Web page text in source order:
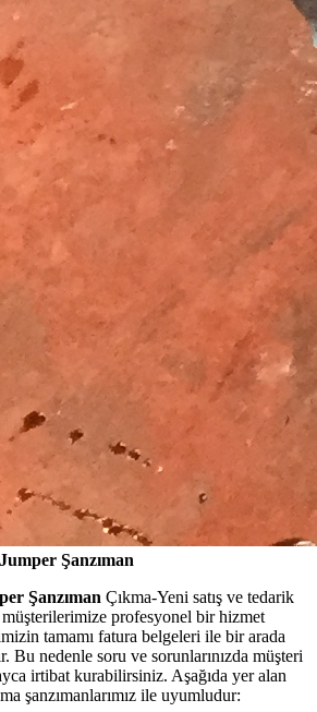
Şanzıman
Şanzıman Çıkma-Yeni satış ve tedarik
profesyonel bir hizmet
tamamı fatura belgeleri ile bir arada
Bu nedenle soru ve sorunlarınızda müşteri
irtibat kurabilirsiniz. Aşağıda yer alan
şanzımanlarımız ile uyumludur: